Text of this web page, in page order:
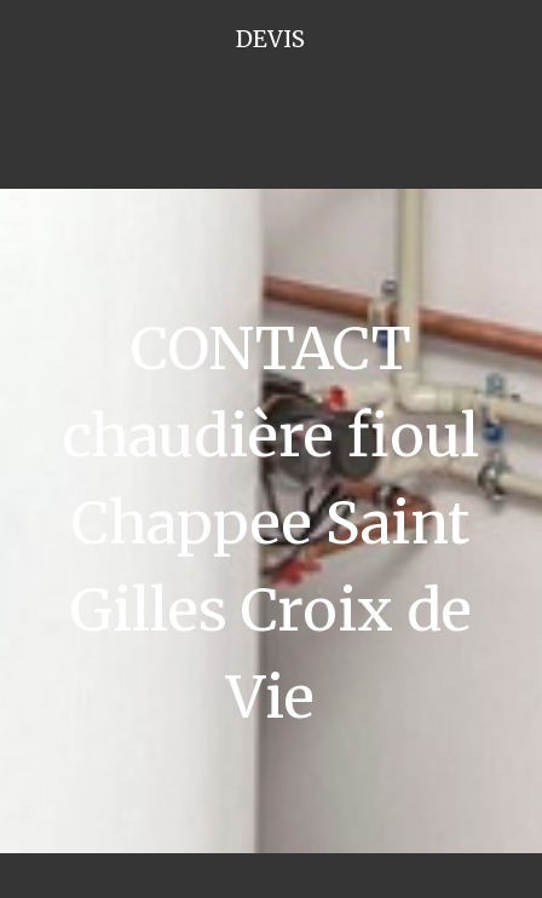
DEVIS
CONTACT
chaudière fioul
Chappee Saint
Gilles Croix de
Vie